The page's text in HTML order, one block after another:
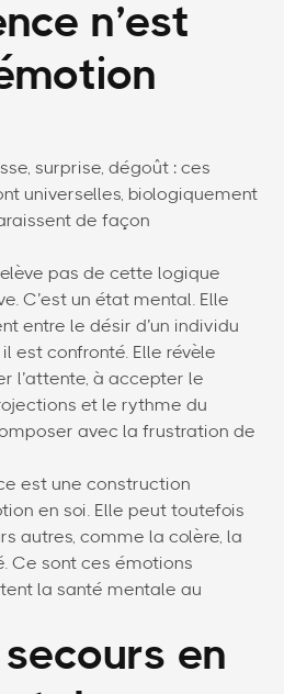
n’est
surprise, dégoût : ces
universelles, biologiquement
de façon
pas de cette logique
C’est un état mental. Elle
entre le désir d’un individu
est confronté. Elle révèle
l’attente, à accepter le
et le rythme du
avec la frustration de
est une construction
en soi. Elle peut toutefois
autres, comme la colère, la
Ce sont ces émotions
la santé mentale au
secours en